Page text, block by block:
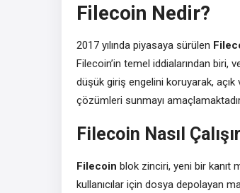
Filecoin Nedir?
2017 yılında piyasaya sürülen
Filecoin’in temel iddialarından biri,
düşük giriş engelini koruyarak,
çözümleri sunmayı
Filecoin Nasıl
Filecoin blok zinciri, yeni bir kanıt
kullanıcılar için dosya depolayan